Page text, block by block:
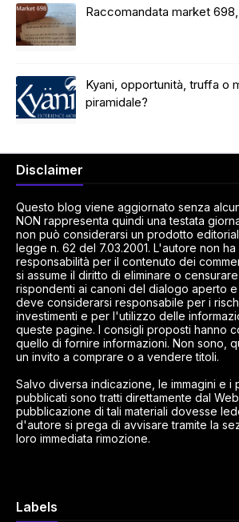
Raccomandata market
Kyani, opportunità, truffa o
piramidale?
Disclaimer
Questo blog viene aggiornato senza
NON rappresenta quindi una testata
non può considerarsi un prodotto
legge n. 62 del 7.03.2001. L'autore non ha
responsabilità per il contenuto dei
si assume il diritto di eliminare o
rispondenti ai canoni del dialogo aperto
deve considerarsi responsabile per i
investimenti e per l'utilizzo delle
queste pagine. I consigli proposti hanno
quello di fornire informazioni. Non sono,
un invito a comprare o a vendere titoli.
Salvo diversa indicazione, le immagini e i
pubblicati sono tratti direttamente dal
pubblicazione di tali materiali dovesse
d'autore si prega di avvisare tramite la
loro immediata rimozione.
Labels